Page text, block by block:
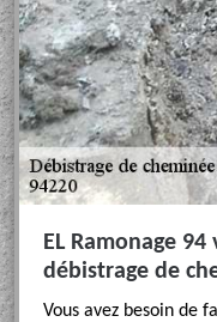
EL Ramonage
débistrage de
Vous avez besoin de